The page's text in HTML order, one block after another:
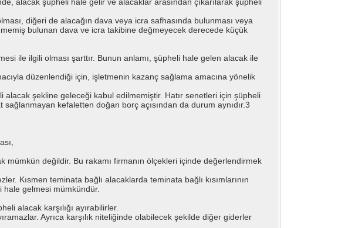
diğeri de alacağın dava veya icra safhasında bulunması veya
bulunan dava ve icra takibine değmeyecek derecede küçük
ile ilgili olması şarttır. Bunun anlamı, şüpheli hale gelen alacak ile
düzenlendiği için, işletmenin kazanç sağlama amacına yönelik
şekline geleceği kabul edilmemiştir. Hatır senetleri için şüpheli
kefaletten doğan borç açısından da durum aynıdır.3
değildir. Bu rakamı firmanın ölçekleri içinde değerlendirmek
Kısmen teminata bağlı alacaklarda teminata bağlı kısımlarının
hale gelmesi mümkündür.
alacak karşılığı ayırabilirler.
Ayrıca karşılık niteliğinde olabilecek şekilde diğer giderler